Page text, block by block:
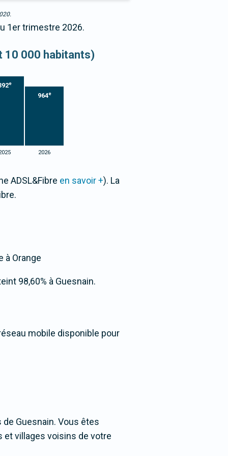
1er trimestre 2026.
10 000 habitants)
e
964e
2026
ADSL&Fibre en savoir +). La
à Orange
98,60% à Guesnain.
mobile disponible pour
Guesnain. Vous êtes
et villages voisins de votre